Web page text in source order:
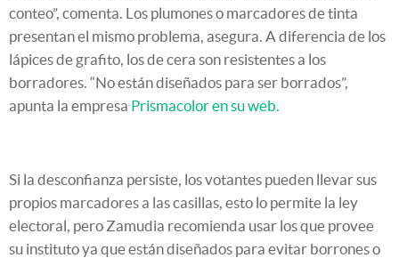
conteo”, comenta. Los plumones o marcadores de tinta
presentan el mismo problema, asegura. A diferencia de los
lápices de grafito, los de cera son resistentes a los
borradores. “No están diseñados para ser borrados”,
apunta la empresa Prismacolor en su web.
Si la desconfianza persiste, los votantes pueden llevar sus
propios marcadores a las casillas, esto lo permite la ley
electoral, pero Zamudia recomienda usar los que provee
su instituto ya que están diseñados para evitar borrones o